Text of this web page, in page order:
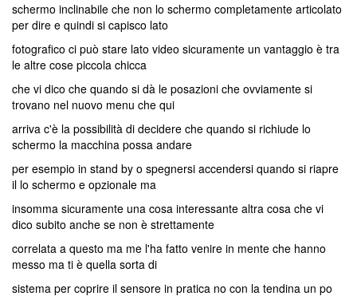
schermo inclinabile che non lo schermo completamente articolato
per dire e quindi si capisco lato
fotografico ci può stare lato video sicuramente un vantaggio è tra
le altre cose piccola chicca
che vi dico che quando si dà le posazioni che ovviamente si
trovano nel nuovo menu che qui
arriva c'è la possibilità di decidere che quando si richiude lo
schermo la macchina possa andare
per esempio in stand by o spegnersi accendersi quando si riapre
il lo schermo e opzionale ma
insomma sicuramente una cosa interessante altra cosa che vi
dico subito anche se non è strettamente
correlata a questo ma me l'ha fatto venire in mente che hanno
messo ma ti è quella sorta di
sistema per coprire il sensore in pratica no con la tendina un po